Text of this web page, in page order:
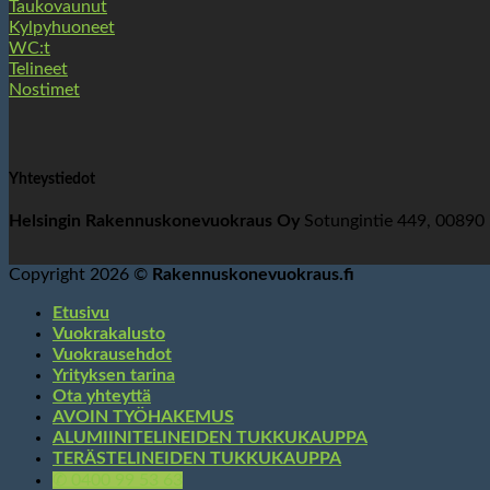
Taukovaunut
Kylpyhuoneet
WC:t
Telineet
Nostimet
Yhteystiedot
Helsingin Rakennuskonevuokraus Oy Sotungintie 449, 00890
Copyright 2026 © Rakennuskonevuokraus.fi
Etusivu
Vuokrakalusto
Vuokrausehdot
Yrityksen tarina
Ota yhteyttä
AVOIN TYÖHAKEMUS
ALUMIINITELINEIDEN TUKKUKAUPPA
TERÄSTELINEIDEN TUKKUKAUPPA